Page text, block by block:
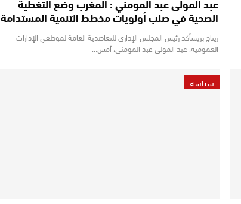
الصحية في صلب أولويات مخطط التنمية المستدامة
ريتاج بريسأكد رئيس المجلس الإداري للتعاضدية العامة لموظفي الإدارات
العمومية، عبد المولى عبد المومني، أمس…
سياسة